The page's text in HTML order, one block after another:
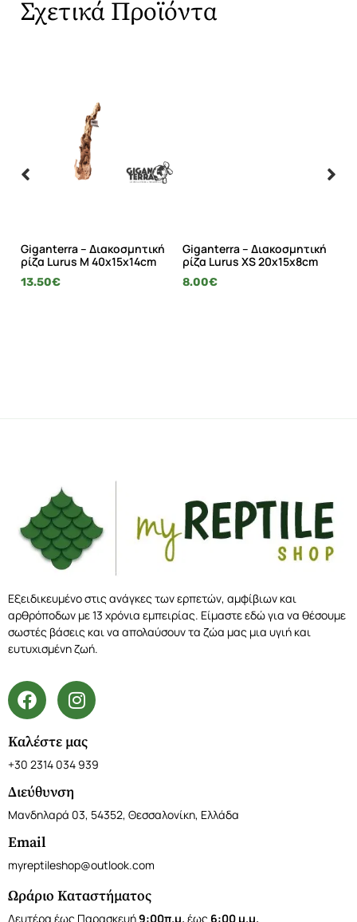
Σχετικά Προϊόντα
Giganterra – Διακοσμητική
ρίζα Lurus M 40x15x14cm
13.50€
Giganterra – Διακοσμητική
ρίζα Lurus XS 20x15x8cm
8.00€
Εξειδικευμένο στις ανάγκες των ερπετών, αμφίβιων και
αρθρόποδων με 13 χρόνια εμπειρίας. Είμαστε εδώ για να θέσουμε
σωστές βάσεις και να απολαύσουν τα ζώα μας μια υγιή και
ευτυχισμένη ζωή.
Καλέστε μας
+30 2314 034 939
Διεύθυνση
Μανδηλαρά 03, 54352, Θεσσαλονίκη, Ελλάδα
Email
myreptileshop@outlook.com
Ωράριο Καταστήματος
Δευτέρα έως Παρασκευή9:00π.μ. έως 6:00 μ.μ.